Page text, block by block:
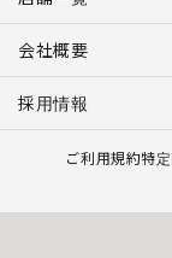
会社概要
採用情報
ご利用規約特